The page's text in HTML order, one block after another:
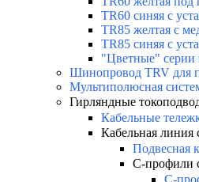
TR60 синяя с
TR85 желтая с
TR85 синяя с
"Цветные" серии
Шинопровод TRV для
Мультиполюсная
Гирляндные
Кабельные
Кабельная линия
Подвесная
С-профили